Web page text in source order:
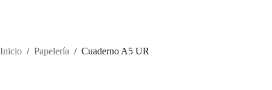
Inicio / Papelería / Cuaderno A5 UR